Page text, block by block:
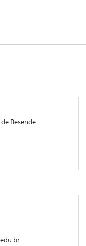
Resende